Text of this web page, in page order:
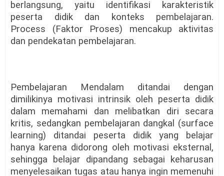
berlangsung, yaitu identifikasi karakteristik
peserta didik dan konteks pembelajaran.
Process (Faktor Proses) mencakup aktivitas
dan pendekatan pembelajaran.
Pembelajaran Mendalam ditandai dengan
dimilikinya motivasi intrinsik oleh peserta didik
dalam memahami dan melibatkan diri secara
kritis, sedangkan pembelajaran dangkal (surface
learning) ditandai peserta didik yang belajar
hanya karena didorong oleh motivasi eksternal,
sehingga belajar dipandang sebagai keharusan
menyelesaikan tugas atau hanya ingin memenuhi